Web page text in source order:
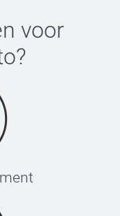
voor
?